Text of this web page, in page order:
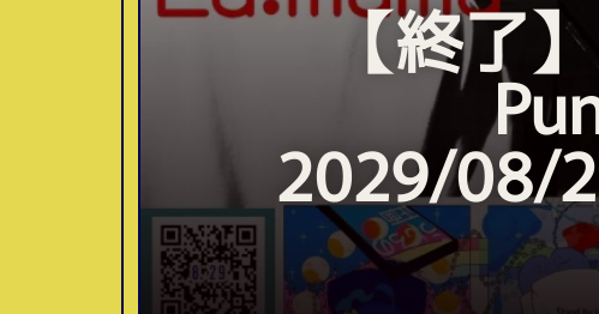
【終了
2029/08/